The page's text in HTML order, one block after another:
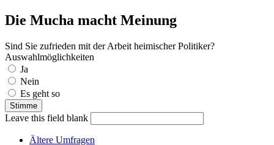
Die Mucha macht Meinung
Sind Sie zufrieden mit der Arbeit heimischer Politiker?
Auswahlmöglichkeiten
Ja
Nein
Es geht so
Leave this field blank
Ältere Umfragen